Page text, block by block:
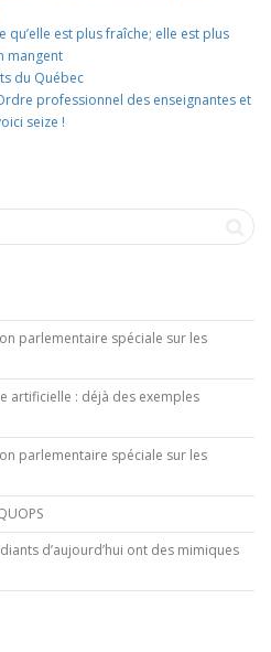
qu’elle est plus fraîche; elle est plus
mangent
du Québec
professionnel des enseignantes et
seize !
parlementaire spéciale sur les
artificielle : déjà des exemples
parlementaire spéciale sur les
d’aujourd’hui ont des mimiques